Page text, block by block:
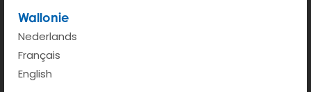
Wallonie
Nederlands
Français
English